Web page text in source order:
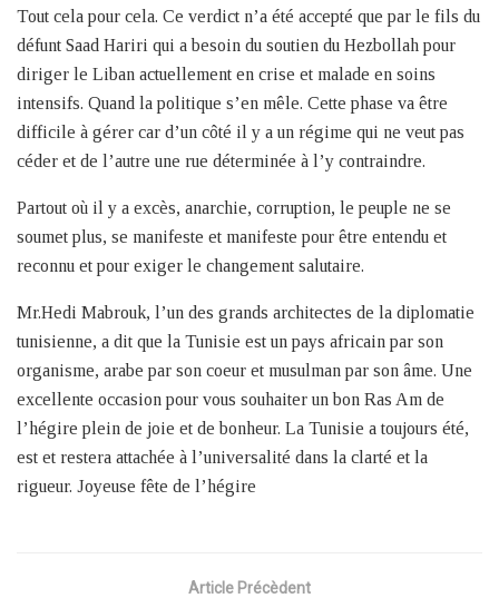
Tout cela pour cela. Ce verdict n’a été accepté que par le fils du
défunt Saad Hariri qui a besoin du soutien du Hezbollah pour
diriger le Liban actuellement en crise et malade en soins
intensifs. Quand la politique s’en mêle. Cette phase va être
difficile à gérer car d’un côté il y a un régime qui ne veut pas
céder et de l’autre une rue déterminée à l’y contraindre.
Partout où il y a excès, anarchie, corruption, le peuple ne se
soumet plus, se manifeste et manifeste pour être entendu et
reconnu et pour exiger le changement salutaire.
Mr.Hedi Mabrouk, l’un des grands architectes de la diplomatie
tunisienne, a dit que la Tunisie est un pays africain par son
organisme, arabe par son coeur et musulman par son âme. Une
excellente occasion pour vous souhaiter un bon Ras Am de
l’hégire plein de joie et de bonheur. La Tunisie a toujours été,
est et restera attachée à l’universalité dans la clarté et la
rigueur. Joyeuse fête de l’hégire
Article Précèdent